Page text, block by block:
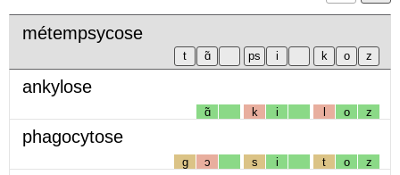
métempsycose
ankylose
ɑ̃ k i l o z
phagocytose
g ɔ s i t o z